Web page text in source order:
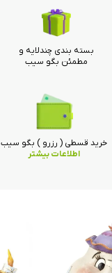
بسته بندی چندلایه و
مطمئن بگو سیب
خرید قسطی ( رزرو ) بگو سیب
اطلاعات بیشتر